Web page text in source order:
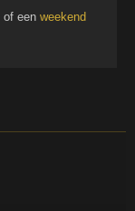
of een weekend